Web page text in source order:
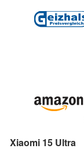
Xiaomi 15 Ultra